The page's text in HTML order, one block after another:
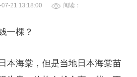
21 13:18:00 阅读：
一棵？
本海棠，但是当地日本海棠苗